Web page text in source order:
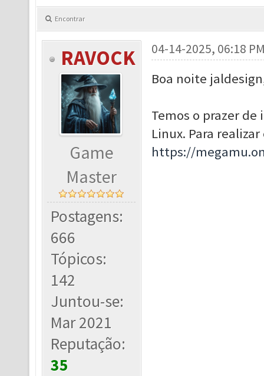
Encontrar
RAVOCK
Game
Master
Postagens:
666
Tópicos:
142
Juntou-se:
Mar 2021
Reputação:
35
04-14-2025, 06:18
Boa noite
Temos o prazer
Linux. Para
https://